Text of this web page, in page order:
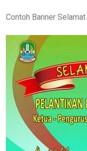
Contoh Banner